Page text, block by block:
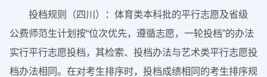
投档规则（四川）：体育类本科批的平行志愿及省级
公费师范生计划按“位次优先，遵循志愿，一轮投档”的办法
实行平行志愿投档，其检索、投档办法与艺术类平行志愿投
档办法相同。在对考生排序时，投档成绩相同的考生排序规